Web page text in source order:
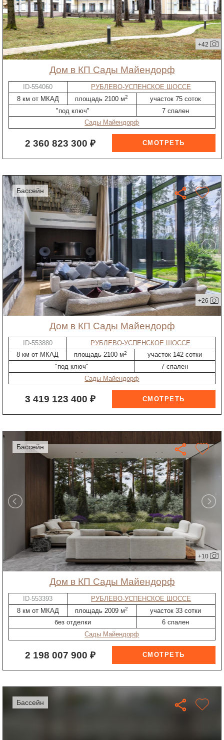
+42
дом в КП Сады Майендорф
ID-554060
РУБЛЕВО-УСПЕНСКОЕ ШОССЕ
8 км от МКАД
площадь 2100 м2
участок 75 соток
"под ключ"
7 спален
Сады Майендорф
2 360 823 300 ₽
бассейн
+26
дом в КП Сады Майендорф
ID-553880
РУБЛЕВО-УСПЕНСКОЕ ШОССЕ
8 км от МКАД
площадь 2100 м2
участок 142 сотки
"под ключ"
7 спален
Сады Майендорф
3 419 123 400 ₽
бассейн
+10
дом в КП Сады Майендорф
ID-553393
РУБЛЕВО-УСПЕНСКОЕ ШОССЕ
8 км от МКАД
площадь 2009 м2
участок 33 сотки
без отделки
6 спален
Сады Майендорф
2 198 007 900 ₽
бассейн